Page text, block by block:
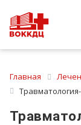
Главная